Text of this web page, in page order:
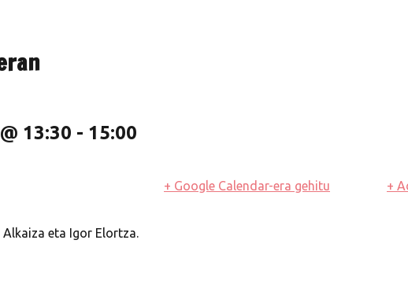
13:30 - 15:00
Alkaiza eta Igor Elortza.
+ Google Calendar-era gehitu +